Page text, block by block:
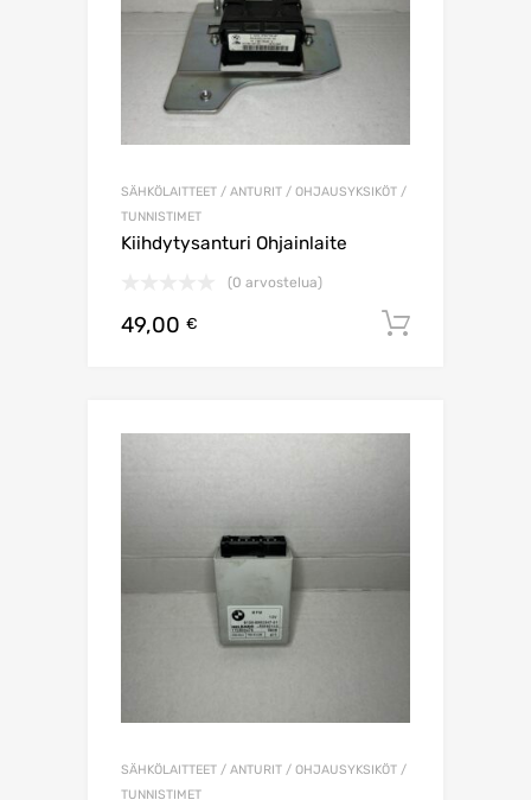
SÄHKÖLAITTEET / ANTURIT / OHJAUSYKSIKÖT /
TUNNISTIMET
Kiihdytysanturi Ohjainlaite
(0 arvostelua)
49,00 €
SÄHKÖLAITTEET / ANTURIT / OHJAUSYKSIKÖT /
TUNNISTIMET